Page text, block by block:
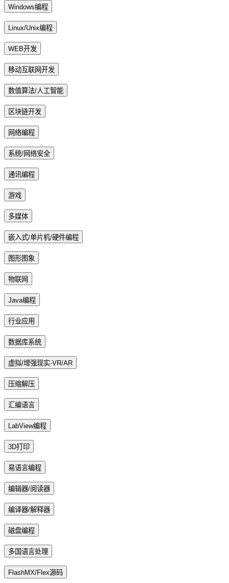
Windows编程
Linux/Unix编程
WEB开发
移动互联网开发
数值算法/人工智能
区块链开发
网络编程
系统/网络安全
通讯编程
游戏
多媒体
嵌入式/单片机/硬件编程
图形图象
物联网
Java编程
行业应用
数据库系统
虚拟/增强现实-VR/AR
压缩解压
汇编语言
LabView编程
3D打印
易语言编程
编辑器/阅读器
编译器/解释器
磁盘编程
多国语言处理
FlashMX/Flex源码